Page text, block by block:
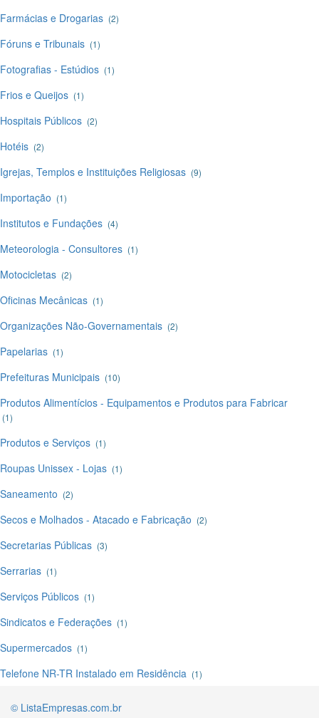
Farmácias e Drogarias (2)
Fóruns e Tribunais (1)
Fotografias - Estúdios (1)
Frios e Queijos (1)
Hospitais Públicos (2)
Hotéis (2)
Igrejas, Templos e Instituições Religiosas (9)
Importação (1)
Institutos e Fundações (4)
Meteorologia - Consultores (1)
Motocicletas (2)
Oficinas Mecânicas (1)
Organizações Não-Governamentais (2)
Papelarias (1)
Prefeituras Municipais (10)
Produtos Alimentícios - Equipamentos e Produtos para Fabricar
(1)
Produtos e Serviços (1)
Roupas Unissex - Lojas (1)
Saneamento (2)
Secos e Molhados - Atacado e Fabricação (2)
Secretarias Públicas (3)
Serrarias (1)
Serviços Públicos (1)
Sindicatos e Federações (1)
Supermercados (1)
Telefone NR-TR Instalado em Residência (1)
© ListaEmpresas.com.br